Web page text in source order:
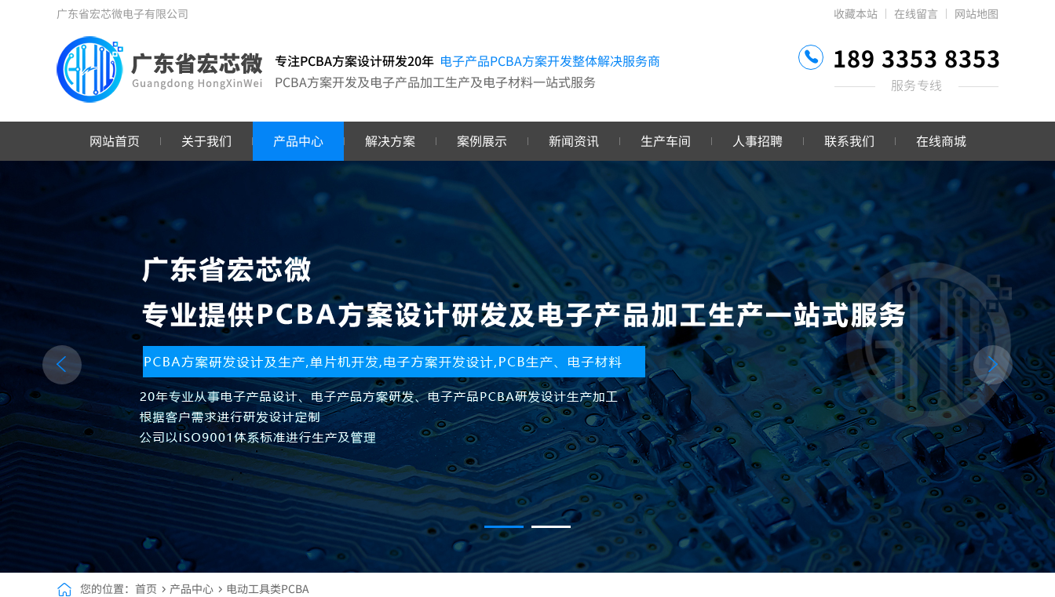
广东省宏芯微电子有限公司 收藏本站 在线留言 网站地图
专注PCBA方案设计研发20年 电子产品PCBA方案开发整体解决服务商
PCBA方案开发及电子产品加工生产及电子材料一站式服务
189 3353 8353
服务专线
网站首页 关于我们 产品中心 解决方案 案例展示 新闻资讯 生产车间 人事招聘 联系我们 在线商城
您的位置： 首页 产品中心 电动工具类PCBA